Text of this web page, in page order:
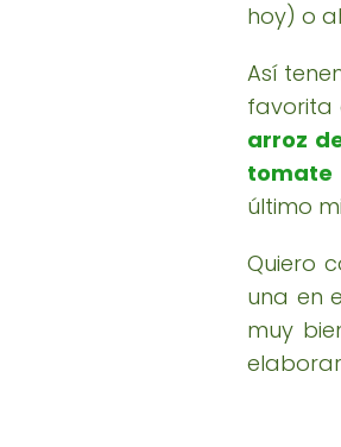
hoy) o
Así
favorita
arroz
tomate
último
Quiero
una en
muy